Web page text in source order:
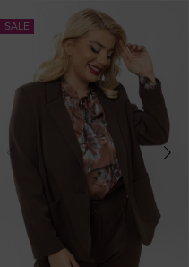
SALE